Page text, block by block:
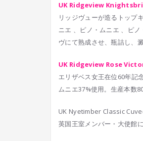
UK Ridgeview
リッジヴューが造るトップ
ニエ 、ピノ・ムニエ 、ピ
ヴにて熟成させ、瓶詰し、
UK Ridgeview Rose
エリザベス女王在位60年記
ムニエ37%使用。生産本数
UK Nyetimber Classic
英国王室メンバー・大使館